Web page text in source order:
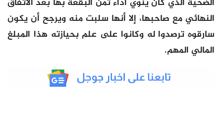
النهائي مع صاحبها، إلا أنها سلبت منه ويرجح أن يكون
سارقوه ترصدوا له وكانوا على علم بحيازته هذا المبلغ
المالي المهم.